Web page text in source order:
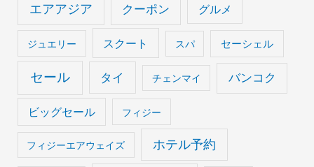
エアアジア クーポン グルメ
ジュエリー スクート スパ セーシェル
セール タイ チェンマイ バンコク
ビッグセール フィジー
フィジーエアウェイズ ホテル予約